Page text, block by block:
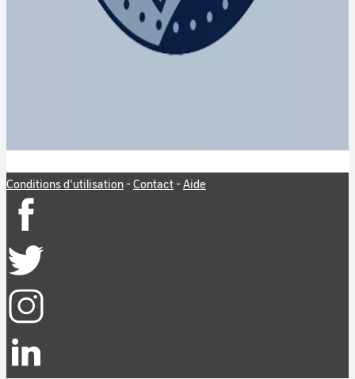
Conditions d'utilisation - Contact - Aide